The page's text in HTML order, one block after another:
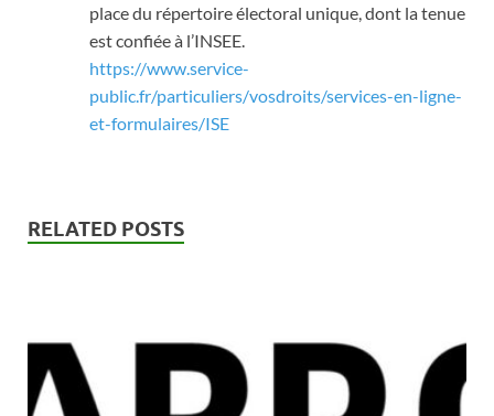
place du répertoire électoral unique, dont la tenue
est confiée à l’INSEE.
https://www.service-
public.fr/particuliers/vosdroits/services-en-ligne-
et-formulaires/ISE
RELATED POSTS